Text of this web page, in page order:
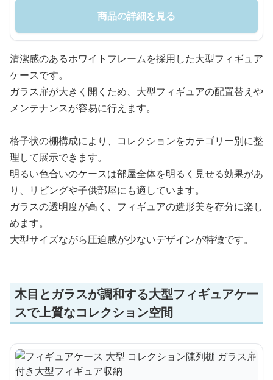
商品の詳細を見る
清潔感のあるホワイトフレームを採用した大型フィギュア
ケースです。
ガラス扉が大きく開くため、大型フィギュアの配置替えや
メンテナンスが容易に行えます。
格子状の棚構成により、コレクションをカテゴリー別に整
理して展示できます。
明るい色合いのケースは部屋全体を明るく見せる効果があ
り、リビングや子供部屋にも適しています。
ガラスの透明度が高く、フィギュアの造形美を存分に楽し
めます。
大型サイズながら圧迫感が少ないデザインが特徴です。
木目とガラスが調和する大型フィギュアケー
スで上質なコレクション空間